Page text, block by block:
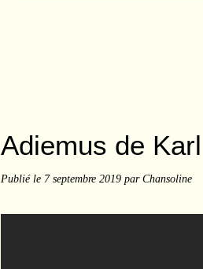
Adiemus de
Publié le 7 septembre 2019 par Chansoline